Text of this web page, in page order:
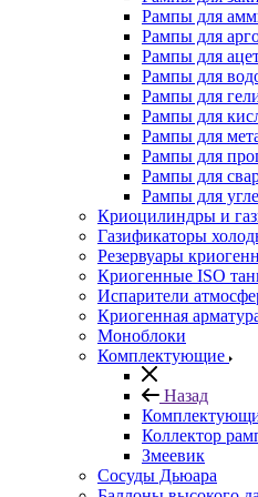
Рампы для
Рампы для
Рампы для
Рампы для
Рампы для
Рампы для
Рампы для
Рампы для
Рампы для
Рампы для
Криоцилиндры и
Газификаторы
Резервуары
Криогенные ISO
Испарители
Криогенная
Моноблоки
Комплектующие
Назад
Коллектор
Змеевик
Сосуды Дьюара